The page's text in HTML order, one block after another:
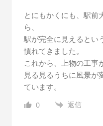
とにもかくにも、駅前
ら、
駅が完全に見えるとい
慣れてきました。
これから、上物の工事
見る見るうちに風景が
ています。
0 返信